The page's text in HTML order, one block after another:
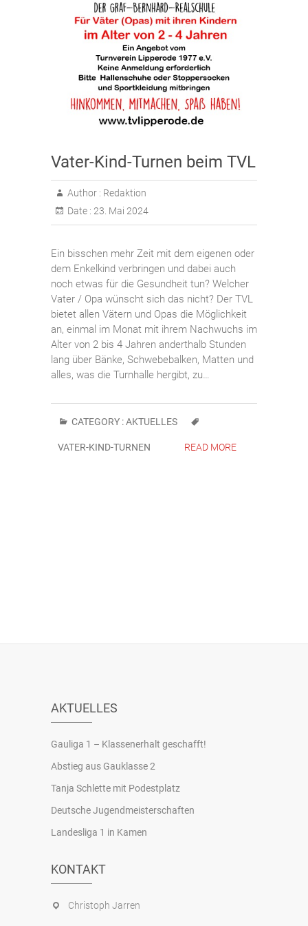
Vater-Kind-Turnen beim TVL
Author : Redaktion
Date : 23. Mai 2024
Ein bisschen mehr Zeit mit dem eigenen oder
dem Enkelkind verbringen und dabei auch
noch etwas für die Gesundheit tun? Welcher
Vater / Opa wünscht sich das nicht? Der TVL
bietet allen Vätern und Opas die Möglichkeit
an, einmal im Monat mit ihrem Nachwuchs im
Alter von 2 bis 4 Jahren anderthalb Stunden
lang über Bänke, Schwebebalken, Matten und
alles, was die Turnhalle hergibt, zu…
CATEGORY :AKTUELLES
VATER-KIND-TURNEN READ MORE
AKTUELLES
Gauliga 1 – Klassenerhalt geschafft!
Abstieg aus Gauklasse 2
Tanja Schlette mit Podestplatz
Deutsche Jugendmeisterschaften
Landesliga 1 in Kamen
KONTAKT
Christoph Jarren